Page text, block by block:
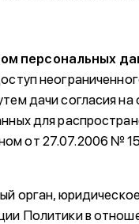
персональных
дачи согласия
для
от 27.07.2006 №
орган,
Политики в